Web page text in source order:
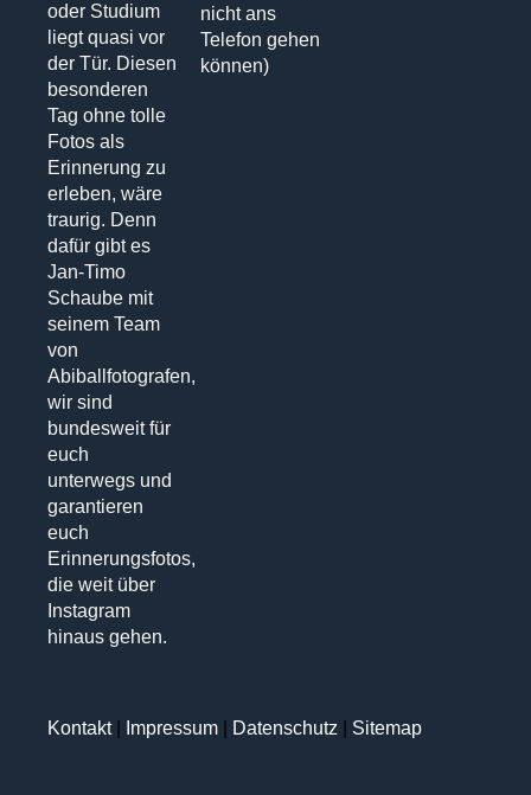
oder Studium
liegt quasi vor
der Tür. Diesen
besonderen
Tag ohne tolle
Fotos als
Erinnerung zu
erleben, wäre
traurig. Denn
dafür gibt es
Jan-Timo
Schaube mit
seinem Team
von
Abiballfotografen,
wir sind
bundesweit für
euch
unterwegs und
garantieren
euch
Erinnerungsfotos,
die weit über
Instagram
hinaus gehen.
nicht ans
Telefon gehen
können)
Kontakt| Impressum Datenschutz Sitemap